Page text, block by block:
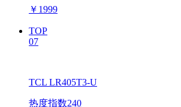
￥ 1999
TOP
07
TCL LR405T3-U
热度指数240